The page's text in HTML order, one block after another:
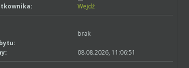
Wejdź
brak
08.08.2026, 11:06:51